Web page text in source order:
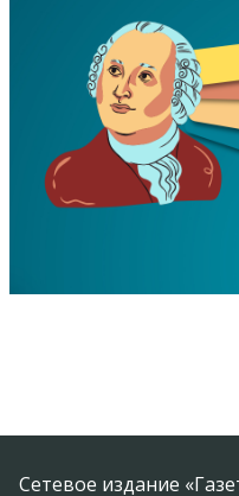
Сетевое издание